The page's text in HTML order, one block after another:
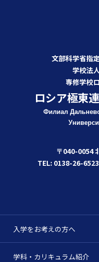
文部科学省指
学校法
専修学校
ロシア極東
Филиал
〒040-0054
TEL: 0138-26-
入学をお考えの方へ
学科・カリキュラム紹介